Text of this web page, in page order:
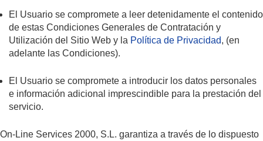
El Usuario se compromete a leer detenidamente el contenido
de estas Condiciones Generales de Contratación y
Utilización del Sitio Web y la Política de Privacidad, (en
adelante las Condiciones).
El Usuario se compromete a introducir los datos personales
e información adicional imprescindible para la prestación del
servicio.
On-Line Services 2000, S.L. garantiza a través de lo dispuesto